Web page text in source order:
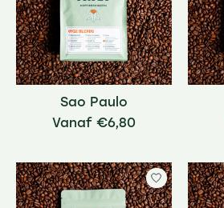
Sao Paulo
€6,80